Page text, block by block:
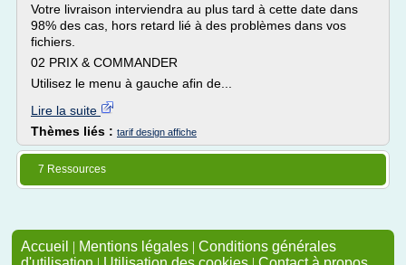
Votre livraison interviendra au plus tard à cette date dans
98% des cas, hors retard lié à des problèmes dans vos
fichiers.
02 PRIX & COMMANDER
Utilisez le menu à gauche afin de...
Lire la suite
Thèmes liés : tarif design affiche
7 Ressources
Accueil | Mentions légales | Conditions générales